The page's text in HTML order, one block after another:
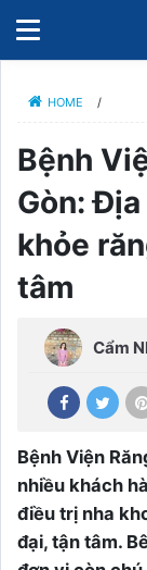
HOME /
Bệnh
Gòn:
khỏe
tâm
Cẩm
Bệnh Viện
nhiều khách
điều trị nha
đại, tận tâm.